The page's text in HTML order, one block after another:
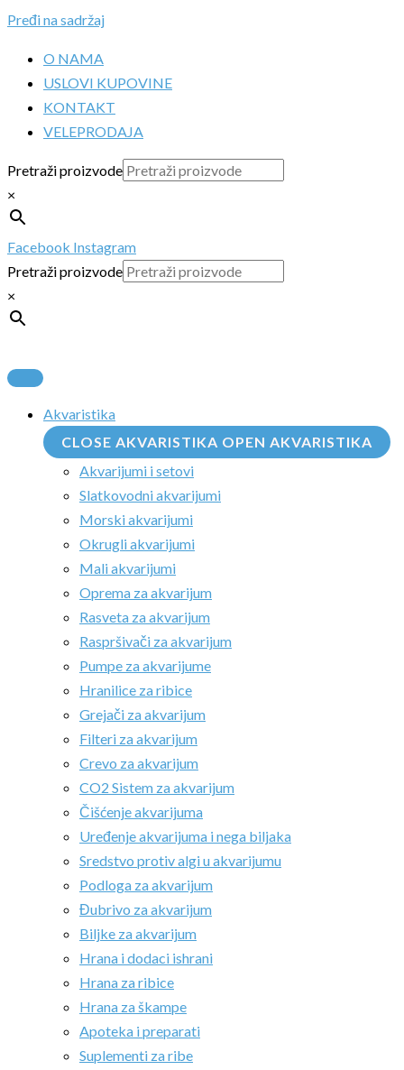
Pređi na sadržaj
O NAMA
USLOVI KUPOVINE
KONTAKT
VELEPRODAJA
Pretraži proizvode
×
Facebook Instagram
Pretraži proizvode
×
Akvaristika
CLOSE AKVARISTIKA OPEN AKVARISTIKA
Akvarijumi i setovi
Slatkovodni akvarijumi
Morski akvarijumi
Okrugli akvarijumi
Mali akvarijumi
Oprema za akvarijum
Rasveta za akvarijum
Raspršivači za akvarijum
Pumpe za akvarijume
Hranilice za ribice
Grejači za akvarijum
Filteri za akvarijum
Crevo za akvarijum
CO2 Sistem za akvarijum
Čišćenje akvarijuma
Uređenje akvarijuma i nega biljaka
Sredstvo protiv algi u akvarijumu
Podloga za akvarijum
Đubrivo za akvarijum
Biljke za akvarijum
Hrana i dodaci ishrani
Hrana za ribice
Hrana za škampe
Apoteka i preparati
Suplementi za ribe